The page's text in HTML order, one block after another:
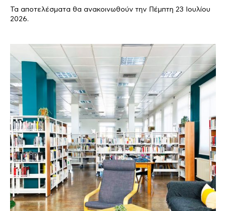
Τα αποτελέσματα θα ανακοινωθούν την Πέμπτη 23 Ιουλίου
2026.